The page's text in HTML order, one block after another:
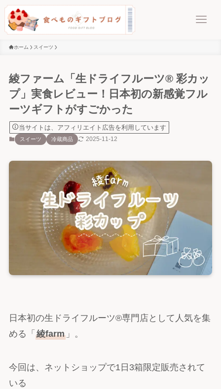
ホーム スイーツ
綾ファーム「生ドライフルーツ® 彩カッ
プ」実食レビュー！日本初の新感覚フル
ーツギフトがすごかった
当サイトは、アフィリエイト広告を利用しています
スイーツ 冷蔵商品 2025-11-12
日本初の生ドライフルーツ®専門店として人気を集
める「 綾farm」。
今回は、ネットショップで1日3箱限定販売されて
いる